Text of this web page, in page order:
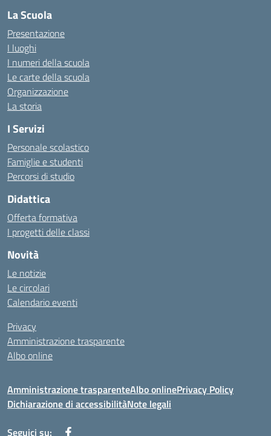
La Scuola
Presentazione
I luoghi
I numeri della scuola
Le carte della scuola
Organizzazione
La storia
I Servizi
Personale scolastico
Famiglie e studenti
Percorsi di studio
Didattica
Offerta formativa
I progetti delle classi
Novità
Le notizie
Le circolari
Calendario eventi
Privacy
Amministrazione trasparente
Albo online
Amministrazione trasparenteAlbo onlinePrivacy Policy
Dichiarazione di accessibilitàNote legali
Seguici su: